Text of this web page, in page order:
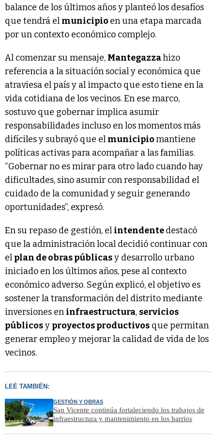
balance de los últimos años y planteó los desafíos
que tendrá el municipio en una etapa marcada
por un contexto económico complejo.
Al comenzar su mensaje, Mantegazzahizo
referencia a la situación social y económica que
atraviesa el país y al impacto que esto tiene en la
vida cotidiana de los vecinos. En ese marco,
sostuvo que gobernar implica asumir
responsabilidades incluso en los momentos más
difíciles y subrayó que el municipiomantiene
políticas activas para acompañar a las familias.
“Gobernar no es mirar para otro lado cuando hay
dificultades, sino asumir con responsabilidad el
cuidado de la comunidad y seguir generando
oportunidades”, expresó.
En su repaso de gestión, el intendentedestacó
que la administración local decidió continuar con
el plan de obras públicasy desarrollo urbano
iniciado en los últimos años, pese al contexto
económico adverso. Según explicó, el objetivo es
sostener la transformación del distrito mediante
inversiones en infraestructura, servicios
públicosy proyectos productivos que permitan
generar empleo y mejorar la calidad de vida de los
vecinos.
LEÉ TAMBIÉN:
GESTIÓN Y OBRAS
San Vicente continúa fortaleciendo los trabajos de
infraestructura y mantenimiento en los barrios